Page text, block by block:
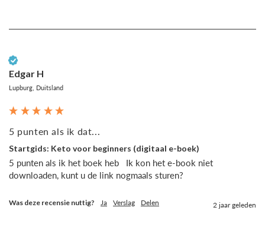
Edgar H
Lupburg, Duitsland
5 punten als ik dat...
Startgids: Keto voor beginners (digitaal e-boek)
5 punten als ik het boek heb   Ik kon het e-book niet
downloaden, kunt u de link nogmaals sturen?
Was deze recensie nuttig? Ja Verslag Delen 2 jaar geleden